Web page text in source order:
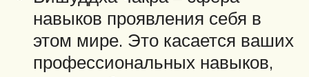
навыков проявления себя в
этом мире. Это касается ваших
профессиональных навыков,